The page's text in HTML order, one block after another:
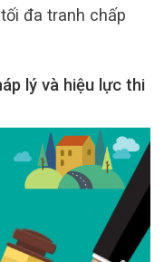
đa tranh chấp
lý và hiệu lực thi